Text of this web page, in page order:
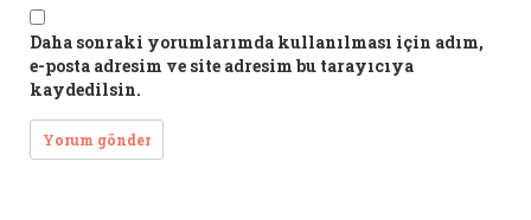
Daha sonraki yorumlarımda kullanılması için adım,
e-posta adresim ve site adresim bu tarayıcıya
kaydedilsin.